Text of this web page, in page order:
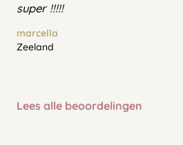
super !!!!!
marcella
Zeeland
Lees alle beoordelingen